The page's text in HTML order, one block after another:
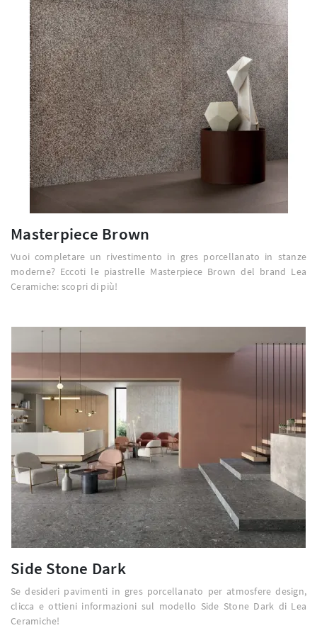
Masterpiece Brown
Vuoi completare un rivestimento in gres porcellanato in stanze
moderne? Eccoti le piastrelle Masterpiece Brown del brand Lea
Ceramiche: scopri di più!
Side Stone Dark
Se desideri pavimenti in gres porcellanato per atmosfere design,
clicca e ottieni informazioni sul modello Side Stone Dark di Lea
Ceramiche!